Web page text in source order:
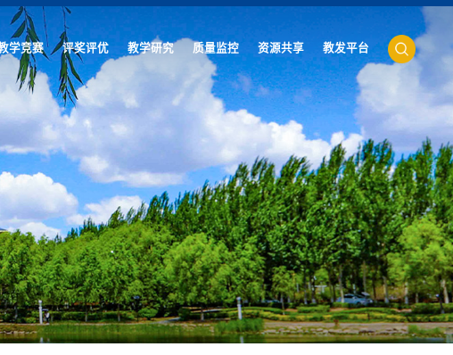
学竞赛 评奖评优 教学研究 质量监控 资源共享 教发平台